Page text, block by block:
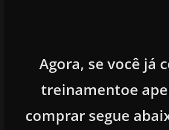
Agora, se você já
treinamentoe
comprar segue